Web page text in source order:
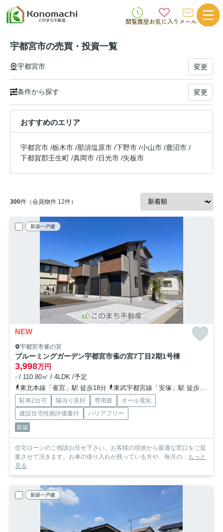
閲覧履歴お気に入り メール
宇都宮市の売買・投資一覧
宇都宮市 変更
条件から探す 変更
おすすめのエリア
宇都宮市 /栃木市 /那須塩原市 /下野市 /小山市 /鹿沼市 /
下都賀郡壬生町 /真岡市 /日光市 /矢板市
300件（会員物件 12件）
新築一戸建
NEW
宇都宮市雀の宮
ブルーミングガーデン宇都宮市雀の宮7丁目2期1号棟
3,998万円
- / 110.80㎡ / 4LDK /予定
東北本線「雀宮」駅 徒歩18分
東武宇都宮線「安塚」駅 徒歩47分
駐車2台可 陽当り良好 専用庭
オール電化
建設住宅性能評価書付
バリアフリー
新築
住宅ローンのご相談お任せ下さい。お客様の現状から最適な窓口をご提
案させて頂きます。お車の借り入れが残っている方や、毎月の...
もっと
見る
新築一戸建